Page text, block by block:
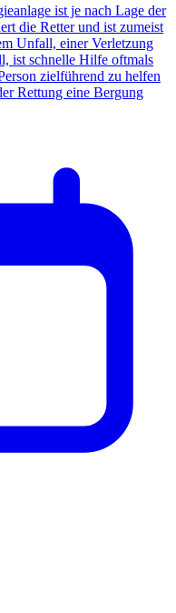
ist je nach Lage der
die Retter und ist zumeist
Unfall, einer Verletzung
ist schnelle Hilfe oftmals
zielführend zu helfen
Rettung eine Bergung